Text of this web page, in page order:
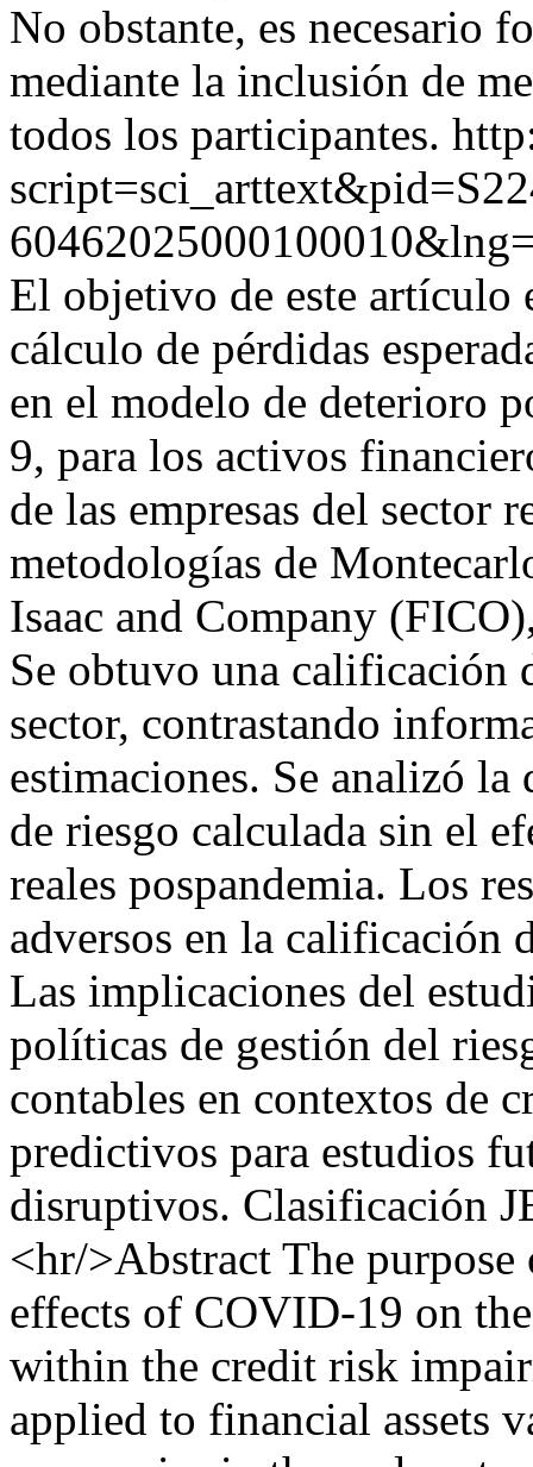
No obstante, es necesario
mediante la inclusión de
todos los participantes.
El objetivo de este artículo
cálculo de pérdidas
en el modelo de deterioro
9, para los activos
de las empresas del sector
metodologías de
Isaac and Company
Se obtuvo una calificación
sector, contrastando
estimaciones. Se analizó
de riesgo calculada sin el
reales pospandemia. Los
adversos en la calificación
Las implicaciones del
políticas de gestión del
contables en contextos de
predictivos para estudios
disruptivos. Clasificación
<hr/>Abstract The
effects of COVID-19 on
within the credit risk
applied to financial assets